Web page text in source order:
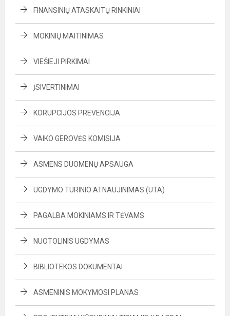
FINANSINIŲ ATASKAITŲ RINKINIAI
MOKINIŲ MAITINIMAS
VIEŠIEJI PIRKIMAI
ĮSIVERTINIMAI
KORUPCIJOS PREVENCIJA
VAIKO GEROVĖS KOMISIJA
ASMENS DUOMENŲ APSAUGA
UGDYMO TURINIO ATNAUJINIMAS (UTA)
PAGALBA MOKINIAMS IR TĖVAMS
NUOTOLINIS UGDYMAS
BIBLIOTEKOS DOKUMENTAI
ASMENINIS MOKYMOSI PLANAS